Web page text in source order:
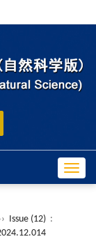
Issue (12) :